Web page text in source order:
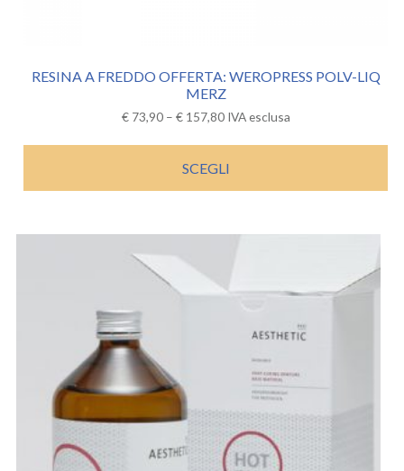
RESINA A FREDDO OFFERTA: WEROPRESS POLV-LIQ
MERZ
€73,90– €157,80 IVA esclusa
SCEGLI